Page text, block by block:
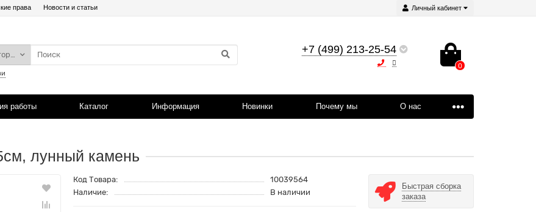
Личный кабинет
права Новости и статьи
+7 (499) 213-25-54
0
работы Каталог Информация Новинки Почему мы О нас
лунный камень
Код Товара:
10039564
Наличие:
В наличии
Быстрая сборка
заказа